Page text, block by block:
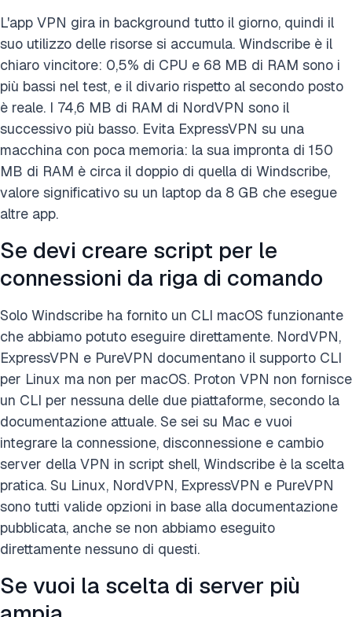
L'app VPN gira in background tutto il giorno, quindi il
suo utilizzo delle risorse si accumula. Windscribe è il
chiaro vincitore: 0,5% di CPU e 68 MB di RAM sono i
più bassi nel test, e il divario rispetto al secondo posto
è reale. I 74,6 MB di RAM di NordVPN sono il
successivo più basso. Evita ExpressVPN su una
macchina con poca memoria: la sua impronta di 150
MB di RAM è circa il doppio di quella di Windscribe,
valore significativo su un laptop da 8 GB che esegue
altre app.
Se devi creare script per le
connessioni da riga di comando
Solo Windscribe ha fornito un CLI macOS funzionante
che abbiamo potuto eseguire direttamente. NordVPN,
ExpressVPN e PureVPN documentano il supporto CLI
per Linux ma non per macOS. Proton VPN non fornisce
un CLI per nessuna delle due piattaforme, secondo la
documentazione attuale. Se sei su Mac e vuoi
integrare la connessione, disconnessione e cambio
server della VPN in script shell, Windscribe è la scelta
pratica. Su Linux, NordVPN, ExpressVPN e PureVPN
sono tutti valide opzioni in base alla documentazione
pubblicata, anche se non abbiamo eseguito
direttamente nessuno di questi.
Se vuoi la scelta di server più